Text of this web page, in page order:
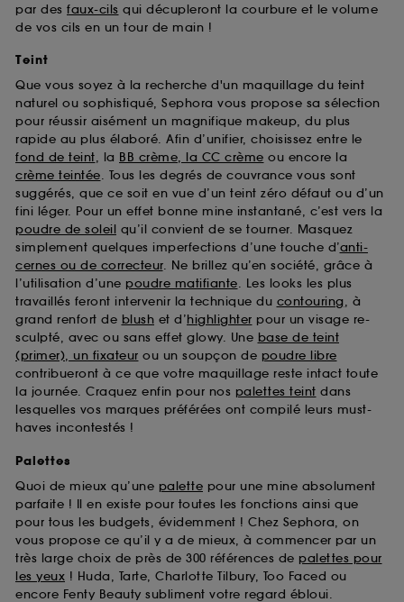
par des faux-cils qui décupleront la courbure et le volume
de vos cils en un tour de main !
Teint
Que vous soyez à la recherche d'un maquillage du teint
naturel ou sophistiqué, Sephora vous propose sa sélection
pour réussir aisément un magnifique makeup, du plus
rapide au plus élaboré. Afin d’unifier, choisissez entre le
fond de teint, la BB crème, la CC crème ou encore la
crème teintée. Tous les degrés de couvrance vous sont
suggérés, que ce soit en vue d’un teint zéro défaut ou d’un
fini léger. Pour un effet bonne mine instantané, c’est vers la
poudre de soleil qu’il convient de se tourner. Masquez
simplement quelques imperfections d’une touche d’anti-
cernes ou de correcteur. Ne brillez qu’en société, grâce à
l’utilisation d’une poudre matifiante. Les looks les plus
travaillés feront intervenir la technique du contouring, à
grand renfort de blush et d’highlighter pour un visage re-
sculpté, avec ou sans effet glowy. Une base de teint
(primer), un fixateur ou un soupçon de poudre libre
contribueront à ce que votre maquillage reste intact toute
la journée. Craquez enfin pour nos palettes teint dans
lesquelles vos marques préférées ont compilé leurs must-
haves incontestés !
Palettes
Quoi de mieux qu’une palette pour une mine absolument
parfaite ! Il en existe pour toutes les fonctions ainsi que
pour tous les budgets, évidemment ! Chez Sephora, on
vous propose ce qu’il y a de mieux, à commencer par un
très large choix de près de 300 références de palettes pour
les yeux ! Huda, Tarte, Charlotte Tilbury, Too Faced ou
encore Fenty Beauty subliment votre regard ébloui.